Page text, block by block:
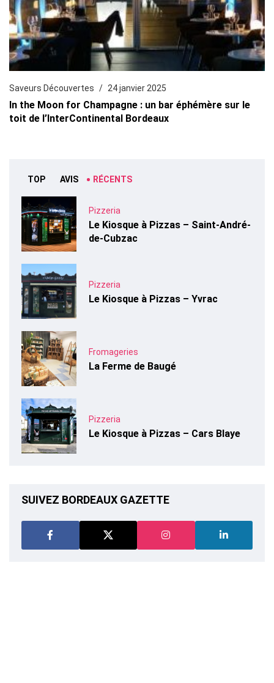
Saveurs Découvertes 24 janvier 2025
In the Moon for Champagne : un bar éphémère sur le
toit de l’InterContinental Bordeaux
TOP AVIS RÉCENTS
Pizzeria
Le Kiosque à Pizzas – Saint-André-
de-Cubzac
Pizzeria
Le Kiosque à Pizzas – Yvrac
Fromageries
La Ferme de Baugé
Pizzeria
Le Kiosque à Pizzas – Cars Blaye
SUIVEZ BORDEAUX GAZETTE